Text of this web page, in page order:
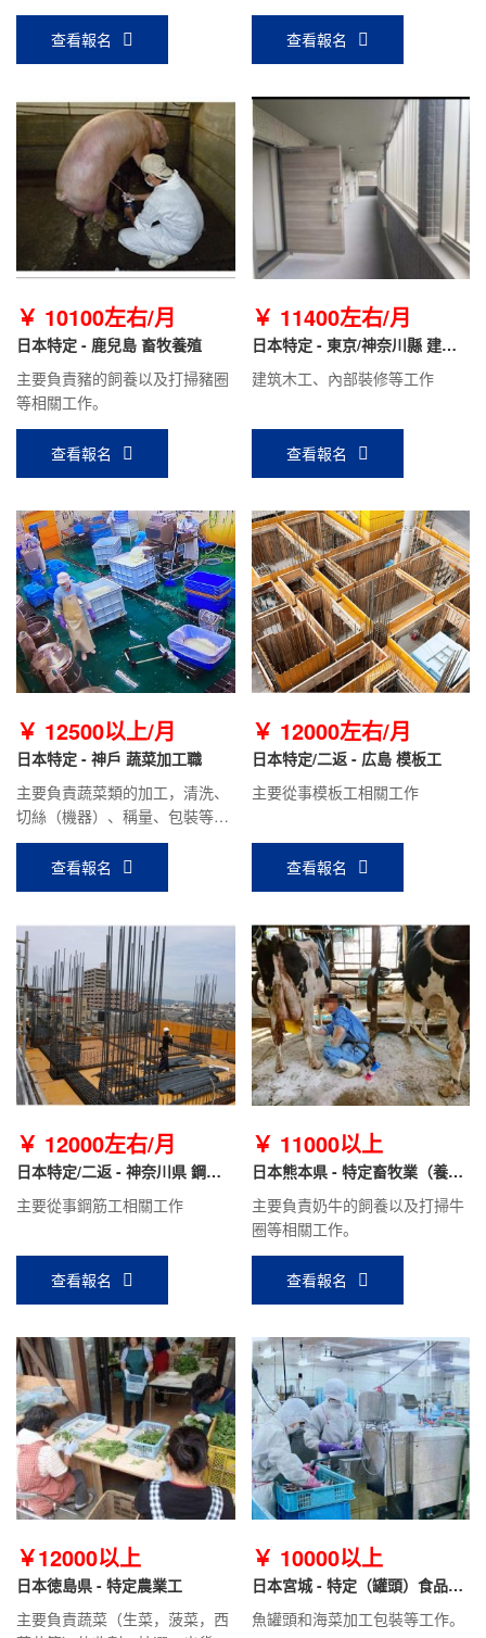
查看報名
駛員補助1000日元/天（開車上
下班）。查看報名
￥ 10100左右/月
日本特定 - 鹿兒島 畜牧養殖
主要負責豬的飼養以及打掃豬圈
等相關工作。
查看報名
￥ 11400左右/月
日本特定 - 東京/神奈川縣 建筑
建筑木工、內部裝修等工作
查看報名
￥ 12500以上/月
日本特定 - 神戶 蔬菜加工職
主要負責蔬菜類的加工，清洗、
切絲（機器）、稱量、包裝等工
作。
查看報名
￥ 12000左右/月
日本特定/二返 - 広島 模板工
主要從事模板工相關工作
查看報名
￥ 12000左右/月
日本特定/二返 - 神奈川県 鋼筋
工
主要從事鋼筋工相關工作
查看報名
￥ 11000以上
日本熊本県 - 特定畜牧業（養
牛）
主要負責奶牛的飼養以及打掃牛
圈等相關工作。
查看報名
￥12000以上
日本徳島県 - 特定農業工
主要負責蔬菜（生菜，菠菜，西
￥ 10000以上
日本宮城 - 特定（罐頭）食品加
工
魚罐頭和海菜加工包裝等工作。